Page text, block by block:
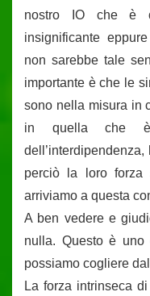
nostro IO che è
insignificante
non sarebbe tale
importante è che le
sono nella misura in
in quella che
perciò la loro forza
arriviamo a questa
A ben vedere e
nulla. Questo è uno
possiamo cogliere
La forza intrinseca